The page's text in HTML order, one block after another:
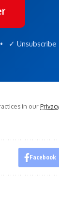
✓ Unsubscribe
in our
Facebook